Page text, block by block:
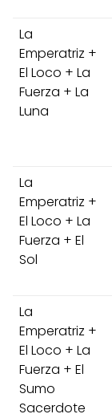
La
Emperatriz +
El Loco + La
Fuerza + La
Luna
La
Emperatriz +
El Loco + La
Fuerza + El
Sol
La
Emperatriz +
El Loco + La
Fuerza + El
Sumo
Sacerdote